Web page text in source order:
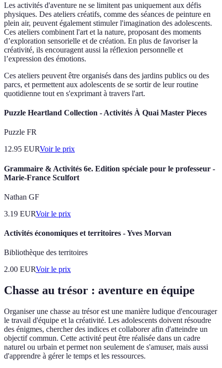
Les activités d'aventure ne se limitent pas uniquement aux défis
physiques. Des ateliers créatifs, comme des séances de peinture en
plein air, peuvent également stimuler l'imagination des adolescents.
Ces ateliers combinent l'art et la nature, proposant des moments
d’exploration sensorielle et de création. En plus de favoriser la
créativité, ils encouragent aussi la réflexion personnelle et
l’expression des émotions.
Ces ateliers peuvent être organisés dans des jardins publics ou des
parcs, et permettent aux adolescents de se sortir de leur routine
quotidienne tout en s'exprimant à travers l'art.
Puzzle Heartland Collection - Activités À Quai Master Pieces
Puzzle FR
12.95 EURVoir le prix
Grammaire & Activités 6e. Edition spéciale pour le professeur -
Marie-France Sculfort
Nathan GF
3.19 EURVoir le prix
Activités économiques et territoires - Yves Morvan
Bibliothèque des territoires
2.00 EURVoir le prix
Chasse au trésor : aventure en équipe
Organiser une chasse au trésor est une manière ludique d'encourager
le travail d'équipe et la créativité. Les adolescents doivent résoudre
des énigmes, chercher des indices et collaborer afin d'atteindre un
objectif commun. Cette activité peut être réalisée dans un cadre
naturel ou urbain et permet non seulement de s'amuser, mais aussi
d'apprendre à gérer le temps et les ressources.